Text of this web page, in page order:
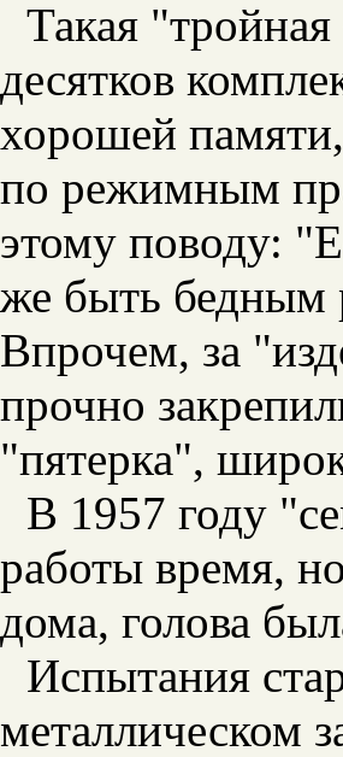
Такая "тройная
десятков
хорошей
по режимным
этому поводу:
же быть бедным
Впрочем, за
прочно
"пятерка",
В 1957 году
работы время,
дома, голова
Испытания
металлическом